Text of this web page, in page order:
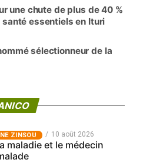
une chute de plus de 40 %
essentiels en Ituri
sélectionneur de la
ZINSOU 10 août 2026
maladie et le médecin